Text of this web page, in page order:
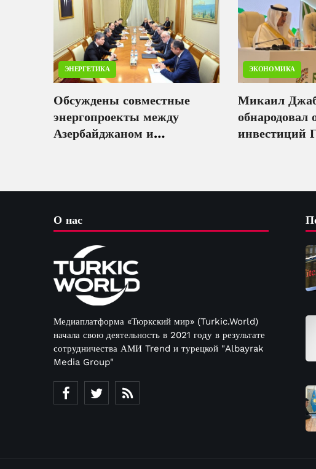
ЭНЕРГЕТИКА
Обсуждены совместные
энергопроекты между
Азербайджаном и
ЭКОНОМИКА
Микаил
обнародовал
инвестиций
О нас
Медиаплатформа «Тюркский мир» (Turkic.World)
начала свою деятельность в 2021 году в результате
сотрудничества АМИ Trend и турецкой "Albayrak
Media Group"